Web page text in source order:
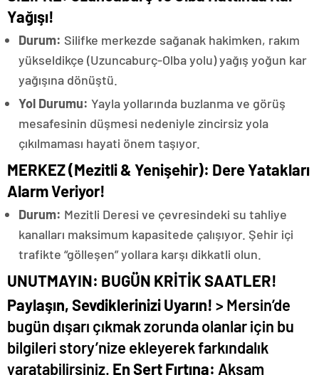
Yağışı!
Durum: Silifke merkezde sağanak hakimken, rakım
yükseldikçe (Uzuncaburç-Olba yolu) yağış yoğun kar
yağışına dönüştü.
Yol Durumu: Yayla yollarında buzlanma ve görüş
mesafesinin düşmesi nedeniyle zincirsiz yola
çıkılmaması hayati önem taşıyor.
MERKEZ (Mezitli & Yenişehir): Dere Yatakları
Alarm Veriyor!
Durum: Mezitli Deresi ve çevresindeki su tahliye
kanalları maksimum kapasitede çalışıyor. Şehir içi
trafikte “gölleşen” yollara karşı dikkatli olun.
UNUTMAYIN: BUGÜN KRİTİK SAATLER!
Paylaşın, Sevdiklerinizi Uyarın! > Mersin’de
bugün dışarı çıkmak zorunda olanlar için bu
bilgileri story’nize ekleyerek farkındalık
yaratabilirsiniz. ​ En Sert Fırtına: Akşam